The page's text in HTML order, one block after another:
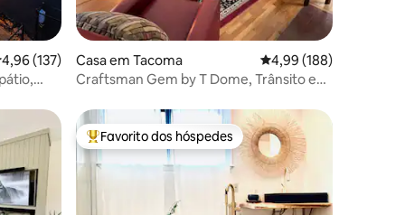
média de 4,96 em 5 estrelas, 137avaliações
4,96 (137)
Casa em Tacoma Classificação média
4,99 (188)
Craftsman Gem by T Dome, Trânsito e
Favoritos dos hóspedes mais apreciados
Favorito dos hóspedes